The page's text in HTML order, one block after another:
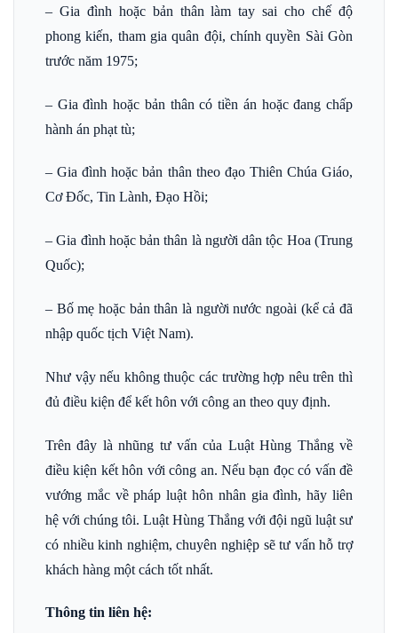
– Gia đình hoặc bản thân làm tay sai cho chế độ
phong kiến, tham gia quân đội, chính quyền Sài Gòn
trước năm 1975;
– Gia đình hoặc bản thân có tiền án hoặc đang chấp
hành án phạt tù;
– Gia đình hoặc bản thân theo đạo Thiên Chúa Giáo,
Cơ Đốc, Tin Lành, Đạo Hồi;
– Gia đình hoặc bản thân là người dân tộc Hoa (Trung
Quốc);
– Bố mẹ hoặc bản thân là người nước ngoài (kể cả đã
nhập quốc tịch Việt Nam).
Như vậy nếu không thuộc các trường hợp nêu trên thì
đủ điều kiện để kết hôn với công an theo quy định.
Trên đây là nhũng tư vấn của Luật Hùng Thắng về
điều kiện kết hôn với công an. Nếu bạn đọc có vấn đề
vướng mắc về pháp luật hôn nhân gia đình, hãy liên
hệ với chúng tôi. Luật Hùng Thắng với đội ngũ luật sư
có nhiều kinh nghiệm, chuyên nghiệp sẽ tư vấn hỗ trợ
khách hàng một cách tốt nhất.
Thông tin liên hệ: